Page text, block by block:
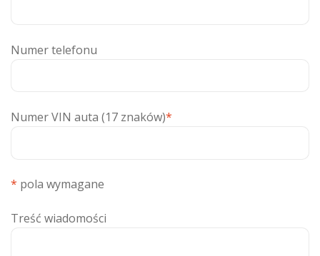
Numer telefonu
Numer VIN auta (17 znaków)*
* pola wymagane
Treść wiadomości